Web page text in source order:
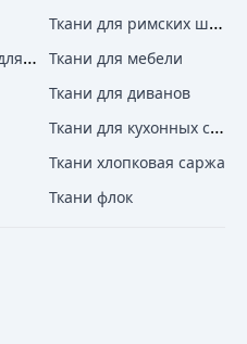
Ткани для римских штор
Хлопковые ткани для штор
Ткани для мебели
Ткани для диванов
Ткани для кухонных стульев
Ткани хлопковая саржа
Ткани флок